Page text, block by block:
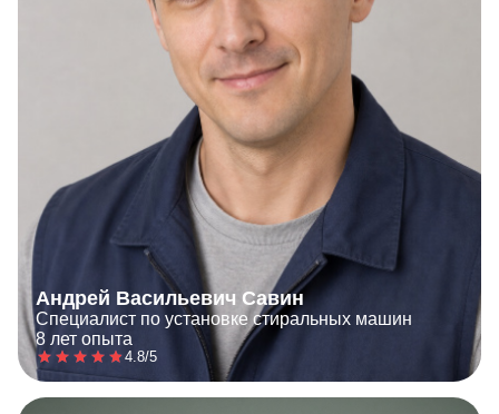
Андрей Васильевич Савин
Специалист по установке стиральных машин
8 лет опыта
4.8/5